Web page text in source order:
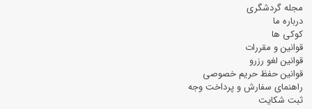
مجله گردشگری
درباره ما
کوکی ها
قوانین و مقررات
قوانین لغو رزرو
قوانین حفظ حریم خصوصی
راهنمای سفارش و پرداخت وجه
ثبت شکایت